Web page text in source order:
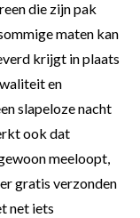
die zijn pak
maten kan
krijgt in plaats
en
slapeloze nacht
ook dat
meeloopt,
gratis verzonden
net iets